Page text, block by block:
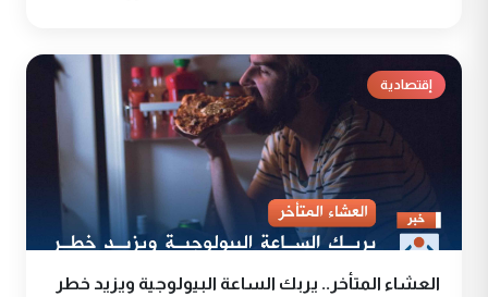
إقتصادية
العشاء المتأخر.. يربك الساعة البيولوجية ويزيد خطر